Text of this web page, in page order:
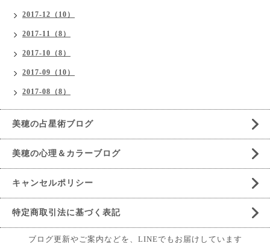
2017-12（10）
2017-11（8）
2017-10（8）
2017-09（10）
2017-08（8）
美穂の占星術ブログ
美穂の心理＆カラーブログ
キャンセルポリシー
特定商取引法に基づく表記
ブログ更新やご案内などを、LINEでもお届けしています